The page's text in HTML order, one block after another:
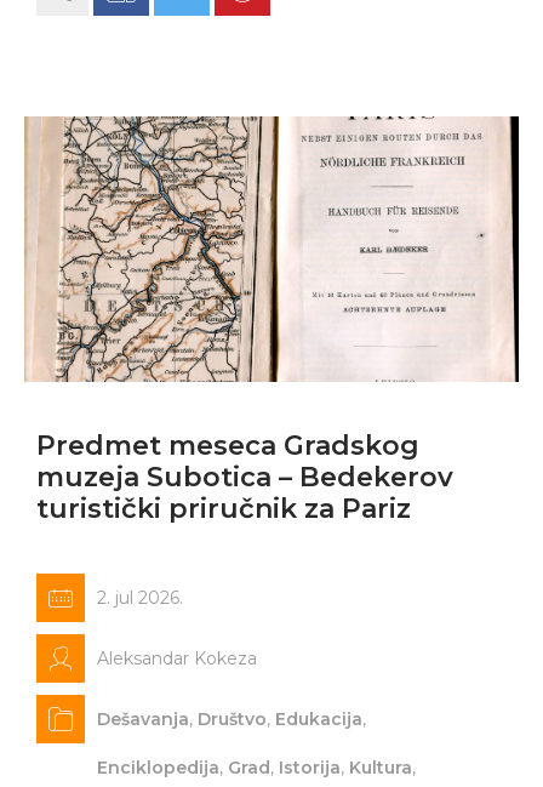
Predmet meseca Gradskog
muzeja Subotica – Bedekerov
turistički priručnik za Pariz
2. jul 2026.
Aleksandar Kokeza
Dešavanja, Društvo, Edukacija,
Enciklopedija, Grad , Istorija, Kultura,